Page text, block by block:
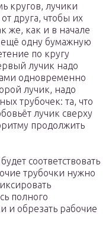
кругов, лучики
друга, чтобы их
же, как и в начале
ещё одну бумажную
по кругу
лучик надо
одновременно
лучик, надо
трубочек: та, что
лучик сверху
продолжить
соответствовать
трубочки нужно
полного
и обрезать рабочие